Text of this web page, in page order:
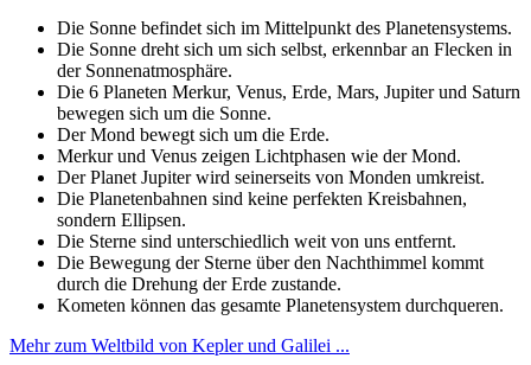
Die Sonne befindet sich im Mittelpunkt des Planetensystems.
Die Sonne dreht sich um sich selbst, erkennbar an Flecken in
der Sonnenatmosphäre.
Die 6 Planeten Merkur, Venus, Erde, Mars, Jupiter und Saturn
bewegen sich um die Sonne.
Der Mond bewegt sich um die Erde.
Merkur und Venus zeigen Lichtphasen wie der Mond.
Der Planet Jupiter wird seinerseits von Monden umkreist.
Die Planetenbahnen sind keine perfekten Kreisbahnen,
sondern Ellipsen.
Die Sterne sind unterschiedlich weit von uns entfernt.
Die Bewegung der Sterne über den Nachthimmel kommt
durch die Drehung der Erde zustande.
Kometen können das gesamte Planetensystem durchqueren.
Mehr zum Weltbild von Kepler und Galilei ...